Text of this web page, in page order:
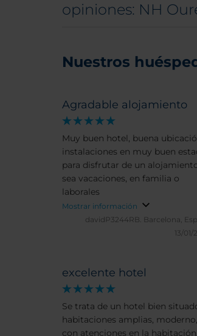
opiniones: NH
Nuestros
Agradable alojamiento
Muy buen hotel, buena
instalaciones en muy buen
para disfrutar de un
sea vacaciones, en familia o
laborales
Mostrar información
davidP3244RB. Barcelona,
13/01/
excelente hotel
Se trata de un hotel bien
habitaciones amplias, moderno,
con atenciones en la habitación,